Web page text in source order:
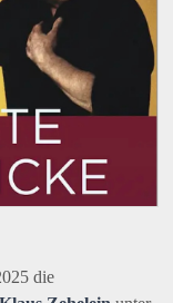
die